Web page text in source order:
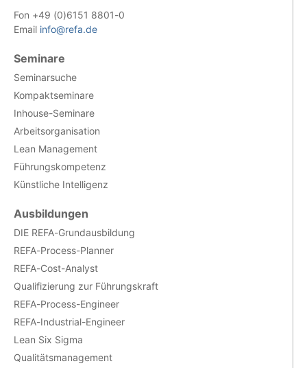
Fon +49 (0)6151 8801-0
Email info@refa.de
Seminare
Seminarsuche
Kompaktseminare
Inhouse-Seminare
Arbeitsorganisation
Lean Management
Führungskompetenz
Künstliche Intelligenz
Ausbildungen
DIE REFA-Grundausbildung
REFA-Process-Planner
REFA-Cost-Analyst
Qualifizierung zur Führungskraft
REFA-Process-Engineer
REFA-Industrial-Engineer
Lean Six Sigma
Qualitätsmanagement